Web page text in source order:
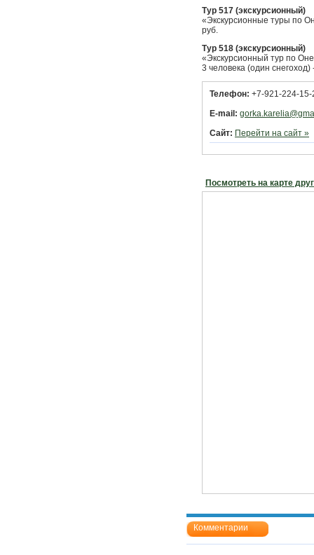
Тур 517 (экскурсионный)
«Экскурсионные туры по
руб.
Тур 518 (экскурсионный)
«Экскурсионный тур по
3 человека (один снегоход)
Телефон: +7-921-224-15-
E-mail:
Сайт: Перейти на сайт »
Посмотреть на карте
Комментарии